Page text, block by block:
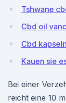
Tshwane
Cbd oil
Cbd
Kauen sie
Bei einer
reicht eine 10